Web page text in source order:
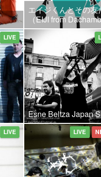
エイジくんとその友
（EIJI from
LIVE
Esne Beltza Japan
LIVE LIVE